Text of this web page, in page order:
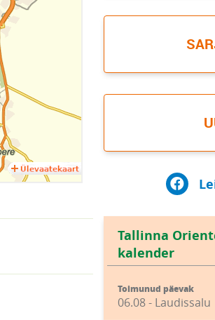
Tallinna
kalender
Toimunud päevak
06.08 - Laudissalu